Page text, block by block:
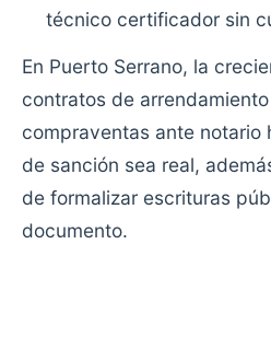
técnico certificador sin
En Puerto Serrano, la
contratos de
compraventas ante notario
de sanción sea real,
de formalizar escrituras
documento.